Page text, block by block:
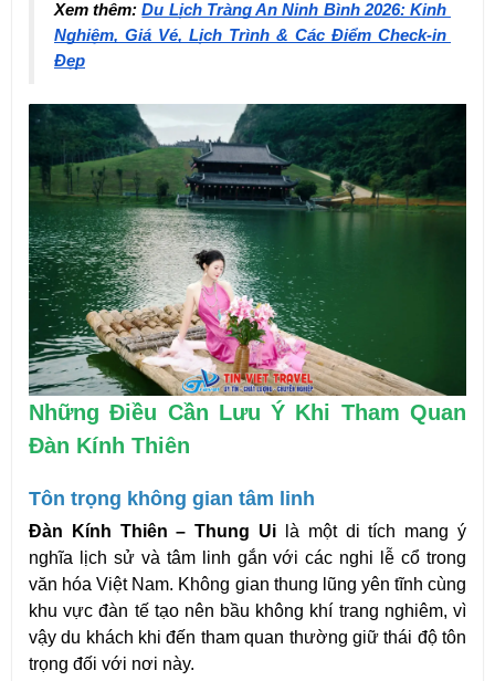
Xem thêm: Du Lịch Tràng An Ninh Bình 2026: Kinh
Nghiệm, Giá Vé, Lịch Trình & Các Điểm Check-in
Đẹp
Những Điều Cần Lưu Ý Khi Tham Quan
Đàn Kính Thiên
Tôn trọng không gian tâm linh
Đàn Kính Thiên – Thung Ui là một di tích mang ý
nghĩa lịch sử và tâm linh gắn với các nghi lễ cổ trong
văn hóa Việt Nam. Không gian thung lũng yên tĩnh cùng
khu vực đàn tế tạo nên bầu không khí trang nghiêm, vì
vậy du khách khi đến tham quan thường giữ thái độ tôn
trọng đối với nơi này.